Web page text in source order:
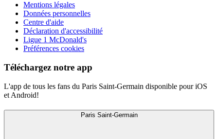
Mentions légales
Données personnelles
Centre d'aide
Déclaration d'accessibilité
Ligue 1 McDonald's
Préférences cookies
Téléchargez notre app
L'app de tous les fans du Paris Saint-Germain disponible pour iOS
et Android!
Paris Saint-Germain